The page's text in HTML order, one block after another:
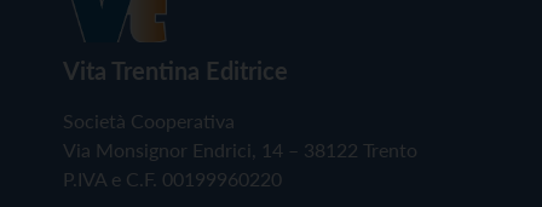
Vita Trentina Editrice
Società Cooperativa
Via Monsignor Endrici, 14 – 38122 Trento
P.IVA e C.F. 00199960220